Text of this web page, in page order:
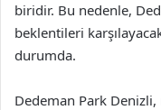
biridir. Bu nedenle,
beklentileri
durumda.
Dedeman Park